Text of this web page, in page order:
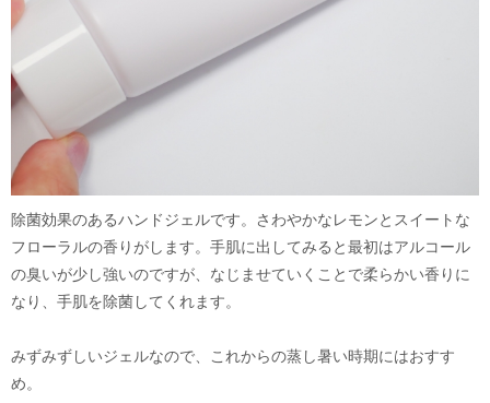
除菌効果のあるハンドジェルです。さわやかなレモンとスイートな
フローラルの香りがします。手肌に出してみると最初はアルコール
の臭いが少し強いのですが、なじませていくことで柔らかい香りに
なり、手肌を除菌してくれます。
みずみずしいジェルなので、これからの蒸し暑い時期にはおすす
め。